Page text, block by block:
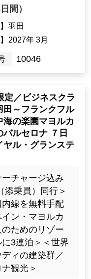
間）
羽田
2027年 3月
10046
定／ビジネスクラ
田～フランクフル
海の楽園マヨルカ
バルセロナ ７日
ヤル・グランステ
ーチャージ込み
添乗員）同行＞
内線を無料手配
イン・マヨルカ
ためのリゾー
に3連泊＞＜世界
ィの建築群／
観光＞